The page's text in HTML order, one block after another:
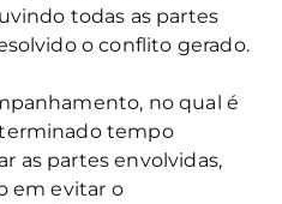
todas as partes
o conflito gerado.
no qual é
tempo
as partes envolvidas,
em evitar o